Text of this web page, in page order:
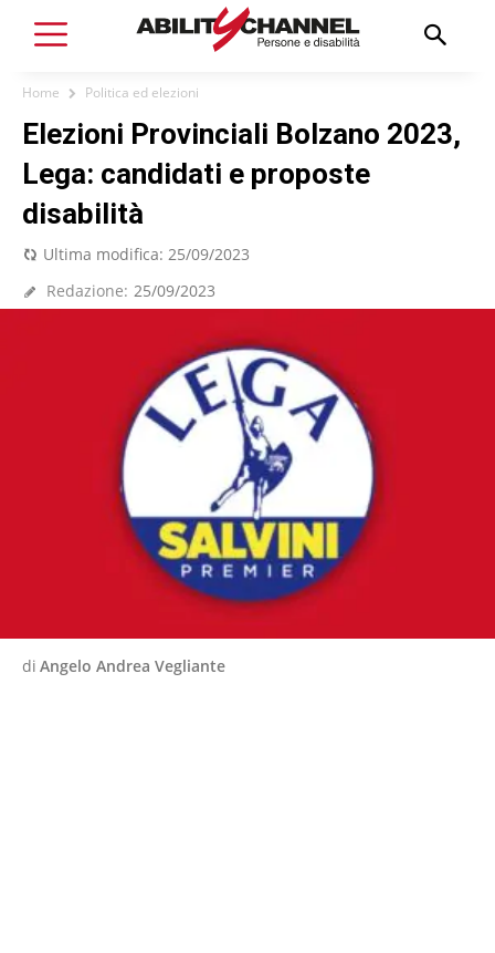
Home Politica ed elezioni
Elezioni Provinciali Bolzano 2023,
Lega: candidati e proposte
disabilità
Ultima modifica: 25/09/2023
Redazione: 25/09/2023
di Angelo Andrea Vegliante